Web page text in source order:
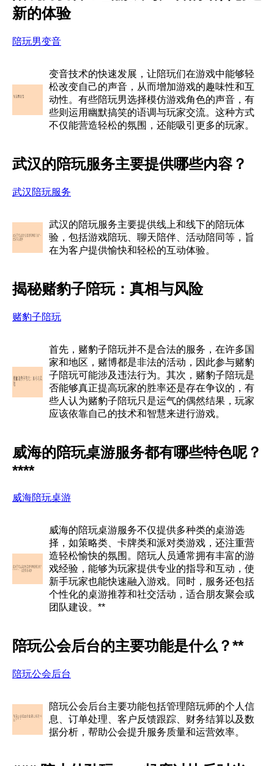
新的体验
陪玩男变音
变音技术的快速发展，让陪玩们在游戏中能够轻
松改变自己的声音，从而增加游戏的趣味性和互
动性。有些陪玩男选择模仿游戏角色的声音，有
些则运用幽默搞笑的语调与玩家交流。这种方式
不仅能营造轻松的氛围，还能吸引更多的玩家。
武汉的陪玩服务主要提供哪些内容？
武汉陪玩服务
武汉的陪玩服务主要提供线上和线下的陪玩体
验，包括游戏陪玩、聊天陪伴、活动陪同等，旨
在为客户提供愉快和轻松的互动体验。
揭秘赌豹子陪玩：真相与风险
赌豹子陪玩
首先，赌豹子陪玩并不是合法的服务，在许多国
家和地区，赌博都是非法的活动，因此参与赌豹
子陪玩可能涉及违法行为。其次，赌豹子陪玩是
否能够真正提高玩家的胜率还是存在争议的，有
些人认为赌豹子陪玩只是运气的偶然结果，玩家
应该依靠自己的技术和智慧来进行游戏。
威海的陪玩桌游服务都有哪些特色呢？
****
威海陪玩桌游
威海的陪玩桌游服务不仅提供多种类的桌游选
择，如策略类、卡牌类和派对类游戏，还注重营
造轻松愉快的氛围。陪玩人员通常拥有丰富的游
戏经验，能够为玩家提供专业的指导和互动，使
新手玩家也能快速融入游戏。同时，服务还包括
个性化的桌游推荐和社交活动，适合朋友聚会或
团队建设。**
陪玩公会后台的主要功能是什么？**
陪玩公会后台
陪玩公会后台主要功能包括管理陪玩师的个人信
息、订单处理、客户反馈跟踪、财务结算以及数
据分析，帮助公会提升服务质量和运营效率。